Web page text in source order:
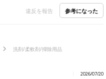
違反を報告 参考になった
洗剤/柔軟剤/掃除用品
2026/07/20